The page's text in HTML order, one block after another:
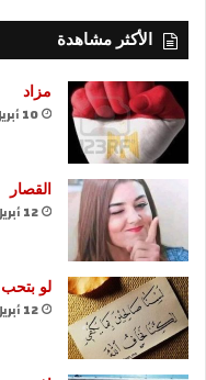
الأكثر مشاهدة
مزاد
10 أبريل، 2023
القصار
12 أبريل، 2023
لو بتحب
12 أبريل، 2023